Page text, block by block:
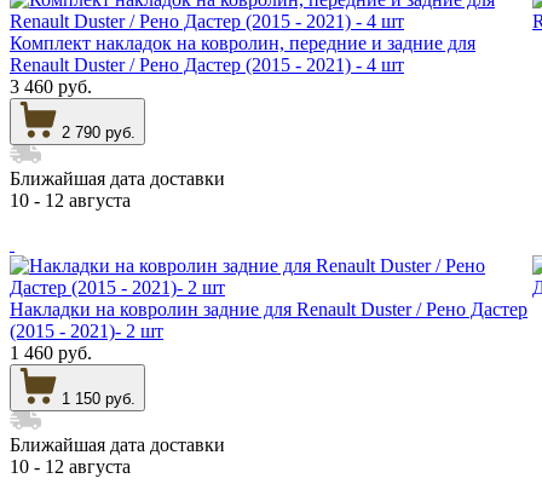
Комплект накладок на ковролин, передние и задние для
Renault Duster / Рено Дастер (2015 - 2021) - 4 шт
3 460 руб.
2 790 руб.
Ближайшая дата доставки
10 - 12 августа
Накладки на ковролин задние для Renault Duster / Рено Дастер
(2015 - 2021)- 2 шт
1 460 руб.
1 150 руб.
Ближайшая дата доставки
10 - 12 августа